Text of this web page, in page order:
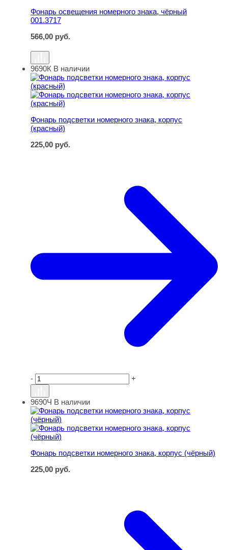
Фонарь освещения номерного знака, чёрный
001.3717
566,00 руб.
Фонарь подсветки номерного знака, корпус (красный)
9690К В наличии
Фонарь подсветки номерного знака, корпус
(красный)
225,00 руб.
- +
Фонарь подсветки номерного знака, корпус (чёрный)
9690Ч В наличии
Фонарь подсветки номерного знака, корпус (чёрный)
225,00 руб.